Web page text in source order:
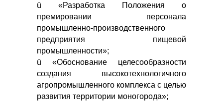
ü «Разработка Положения о
премировании персонала
промышленно-производственного
предприятия пищевой
промышленности»;
ü «Обоснование целесообразности
создания высокотехнологичного
агропромышленного комплекса с целью
развития территории моногорода»;